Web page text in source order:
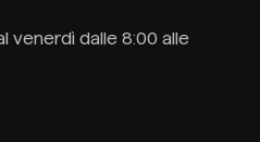
venerdì dalle 8:00 alle